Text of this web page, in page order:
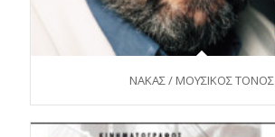
NAKAΣ / ΜΟΥΣΙΚΟΣ ΤΟΝΟΣ